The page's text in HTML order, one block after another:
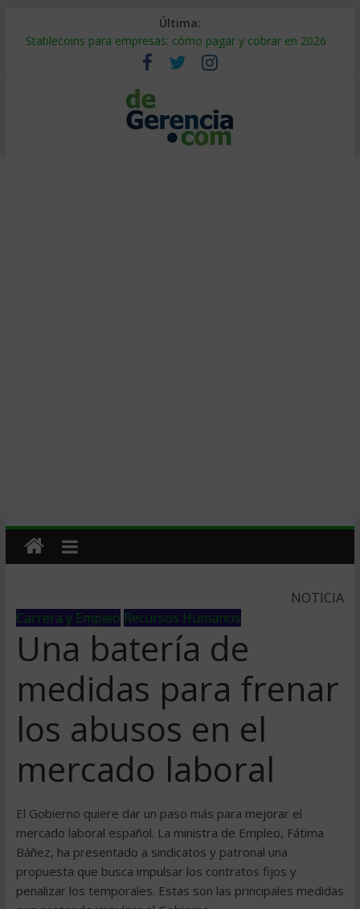
Última:
Stablecoins para empresas: cómo pagar y cobrar en 2026
Despido silencioso: qué es y por qué sale tan caro
IA en selección de personal: cómo auditarla a tiempo
Trabajo forzoso en la cadena de suministro: qué hacer
Mercado hispano de EE. UU.: cómo segmentarlo y venderle
NOTICIA
Carrera y Empleo Recursos Humanos
Una batería de
medidas para frenar
los abusos en el
mercado laboral
El Gobierno quiere dar un paso más para mejorar el
mercado laboral español. La ministra de Empleo, Fátima
Báñez, ha presentado a sindicatos y patronal una
propuesta que busca impulsar los contratos fijos y
penalizar los temporales. Estas son las principales medidas